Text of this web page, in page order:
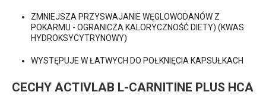
ZMNIEJSZA PRZYSWAJANIE WĘGLOWODANÓW Z
POKARMU - OGRANICZA KALORYCZNOŚĆ DIETY) (KWAS
HYDROKSYCYTRYNOWY)
WYSTĘPUJE W ŁATWYCH DO POŁKNIĘCIA KAPSUŁKACH
CECHY ACTIVLAB L-CARNITINE PLUS HCA